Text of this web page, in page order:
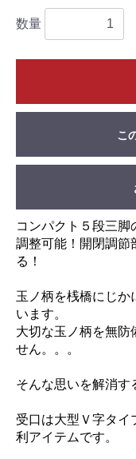
数量
こ
コンパクト５段三脚
調整可能！開閉調節
る！
玉ノ柄を桟橋にじか
います。
大切な玉ノ柄を無防
せん。。。
そんな思いを解消す
受口は大型Ｖ字タイ
利アイテムです。